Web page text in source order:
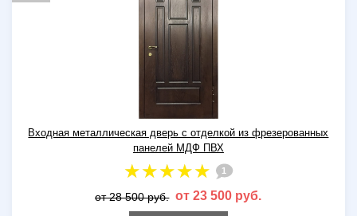
Входная металлическая дверь с отделкой из фрезерованных
панелей МДФ ПВХ
1
от 28 500 руб. от 23 500 руб.